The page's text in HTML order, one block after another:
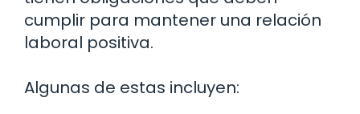
cumplir para mantener una relación
laboral positiva.
Algunas de estas incluyen: